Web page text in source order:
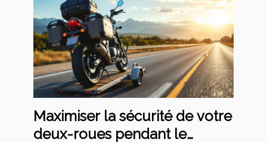
Maximiser la sécurité de votre
deux-roues pendant le